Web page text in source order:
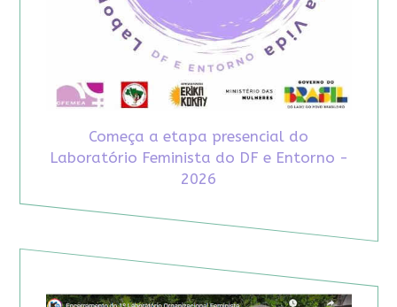
Começa a etapa presencial do
Laboratório Feminista do DF e Entorno -
2026